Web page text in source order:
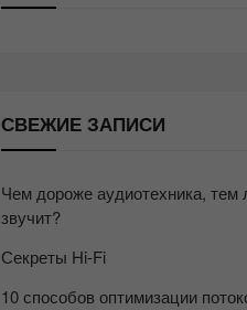
СВЕЖИЕ ЗАПИСИ
Чем дороже аудиотехника, тем
звучит?
Секреты Hi-Fi
10 способов оптимизации